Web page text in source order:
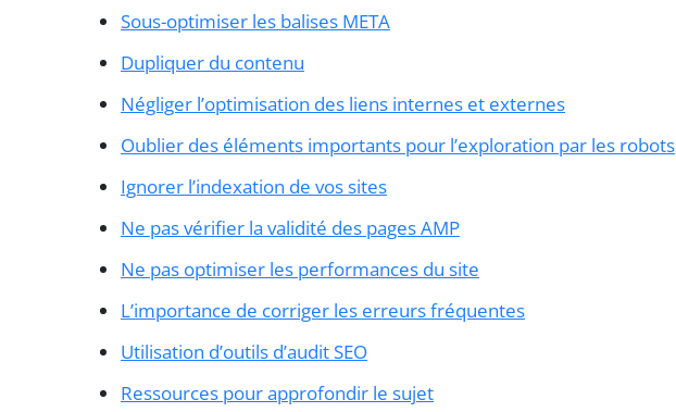
Sous-optimiser les balises META
Dupliquer du contenu
Négliger l’optimisation des liens internes et externes
Oublier des éléments importants pour l’exploration par les robots
Ignorer l’indexation de vos sites
Ne pas vérifier la validité des pages AMP
Ne pas optimiser les performances du site
L’importance de corriger les erreurs fréquentes
Utilisation d’outils d’audit SEO
Ressources pour approfondir le sujet